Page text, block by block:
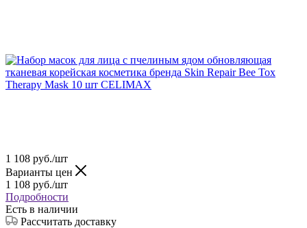
1 108 руб./шт
Варианты цен
1 108 руб./шт
Подробности
Есть в наличии
Рассчитать доставку